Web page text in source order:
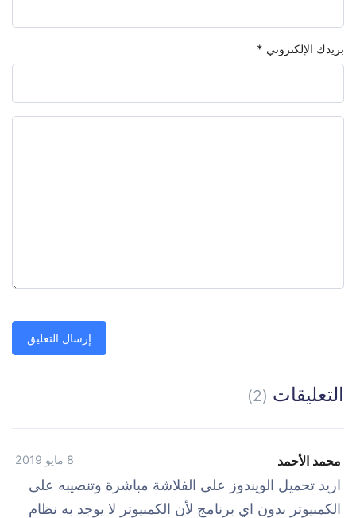
بريدك الإلكتروني *
التعليقات (2)
محمد الأحمد 8 مايو 2019
اريد تحميل الويندوز على الفلاشة مباشرة وتنصيبه على
الكمبيوتر بدون اي برنامج ﻷن الكمبيوتر لا يوجد به نظام